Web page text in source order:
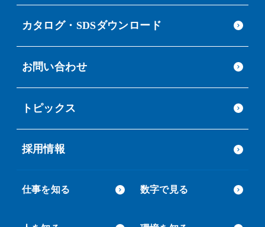
カタログ・SDSダウンロード
お問い合わせ
トピックス
採用情報
仕事を知る 数字で見る